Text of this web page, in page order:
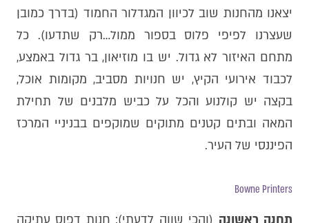
יצאנו מהחנות שוב לכיוון המגדלור החמוד (בדרך כמובן
שעצרנו לפיפי פלוס בספור ממול…רק שתדעו). כל
מתחם האיזור לא גדול. יש בו מוזיאון, בר גדול באמצע,
לכבוד אירועי הקיץ, יש חנויות מסביב, מקומות אוכל,
בקצה יש קולנוע והכל על כביש מלבנים של תחילת
המאה ובתים קטנים מתוקים שמוקפים בבניניי המרכז
הפיננסי של העיר.
Bowne Printers
תחנה ראשונה (והכי שווה לדעתי): חנות דפוס עתיקה